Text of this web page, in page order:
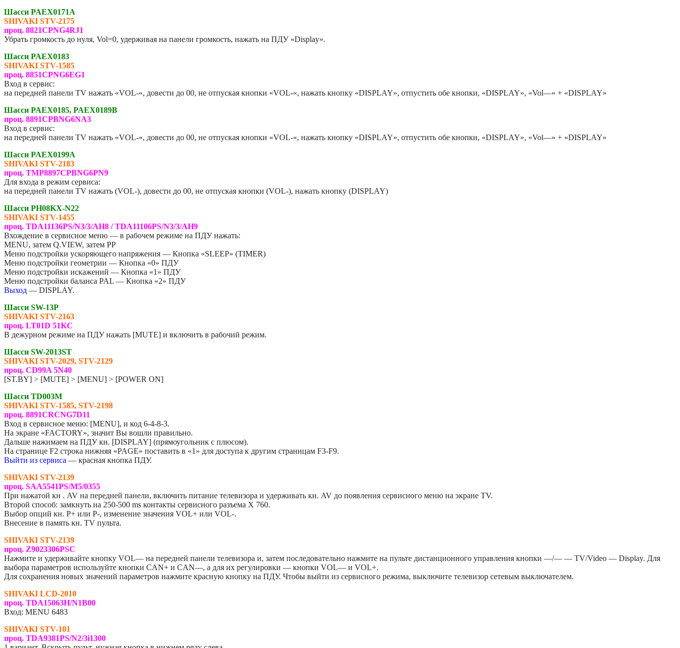
Шасси PAEX0171A
SHIVAKI STV-2175
проц. 8821CPNG4RJ1
Убрать громкость до нуля, Vol=0, удерживая на панели громкость, нажать на ПДУ «Display».
Шасси PAEX0183
SHIVAKI STV-1585
проц. 8851CPNG6EG1
Вход в сервис:
на передней панели TV нажать «VOL-«, довести до 00, не отпуская кнопки «VOL-«, нажать кнопку «DISPLAY», отпустить обе кнопки, «DISPLAY», «Vol—» + «DISPLAY»
Шасси PAEX0185, PAEX0189B
проц. 8891CPBNG6NA3
Вход в сервис:
на передней панели TV нажать «VOL-«, довести до 00, не отпуская кнопки «VOL-«, нажать кнопку «DISPLAY», отпустить обе кнопки, «DISPLAY», «Vol—» + «DISPLAY»
Шасси PAEX0199A
SHIVAKI STV-2183
проц. TMP8897CPBNG6PN9
Для входа в режим сервиса:
на передней панели TV нажать (VOL-), довести до 00, не отпуская кнопки (VOL-), нажать кнопку (DISPLAY)
Шасси PH08KX-N22
SHIVAKI STV-1455
проц. TDA11136PS/N3/3/AH8 / TDA11106PS/N3/3/AH9
Вхождение в сервисное меню — в рабочем режиме на ПДУ нажать:
MENU, затем Q.VIEW, затем PP
Меню подстройки ускоряющего напряжения — Кнопка «SLEEP» (TIMER)
Меню подстройки геометрии — Кнопка «0» ПДУ
Меню подстройки искажений — Кнопка «1» ПДУ
Меню подстройки баланса PAL — Кнопка «2» ПДУ
Выход — DISPLAY.
Шасси SW-13P
SHIVAKI STV-2163
проц. LT01D 51KC
В дежурном режиме на ПДУ нажать [MUTE] и включить в рабочий режим.
Шасси SW-2013ST
SHIVAKI STV-2029, STV-2129
проц. CD99A 5N40
[ST.BY] > [MUTE] > [MENU] > [POWER ON]
Шасси TD003M
SHIVAKI STV-1585, STV-2198
проц. 8891CRCNG7D11
Вход в сервисное меню: [MENU], и код 6-4-8-3.
На экране «FACTORY», значит Вы вошли правильно.
Дальше нажимаем на ПДУ кн. [DISPLAY] (прямоугольник с плюсом).
На странице F2 строка нижняя «PAGE» поставить в «1» для доступа к другим страницам F3-F9.
Выйти из сервиса — красная кнопка ПДУ.
SHIVAKI STV-2139
проц. SAA5541PS/M5/0355
При нажатой кн . AV на передней панели, включить питание телевизора и удерживать кн. AV до появления сервисного меню на экране TV.
Второй способ: замкнуть на 250-500 ms контакты сервисного разъема Х 760.
Выбор опций кн. P+ или P-, изменение значения VOL+ или VOL-.
Внесение в память кн. TV пульта.
SHIVAKI STV-2139
проц. Z9023306PSC
Нажмите и удерживайте кнопку VOL— на передней панели телевизора и, затем последовательно нажмите на пульте дистанционного управления кнопки —/— — TV/Video — Display. Для
выбора параметров используйте кнопки CAN+ и CAN—, а для их регулировки — кнопки VOL— и VOL+.
Для сохранения новых значений параметров нажмите красную кнопку на ПДУ. Чтобы выйти из сервисного режима, выключите телевизор сетевым выключателем.
SHIVAKI LCD-2010
проц. TDA15063H/N1B00
Вход: MENU 6483
SHIVAKI STV-101
проц. TDA9381PS/N2/3i1300